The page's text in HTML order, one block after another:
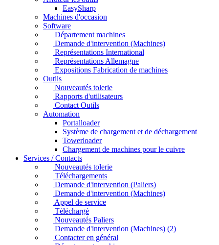
EasySharp
Machines d'occasion
Software
Département machines
Demande d'intervention (Machines)
Représentations International
Représentations Allemagne
Expositions Fabrication de machines
Outils
Nouveautés tolerie
Rapports d'utilisateurs
Contact Outils
Automation
Portalloader
Système de chargement et de déchargement
Towerloader
Chargement de machines pour le cuivre
Services / Contacts
Nouveautés tolerie
Téléchargements
Demande d'intervention (Paliers)
Demande d'intervention (Machines)
Appel de service
Téléchargé
Nouveautés Paliers
Demande d'intervention (Machines) (2)
Contacter en général